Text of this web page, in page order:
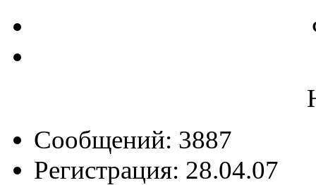
Сообщений: 3887
Регистрация: 28.04.07